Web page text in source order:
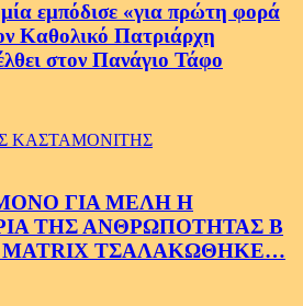
εμπόδισε «για πρώτη φορά
Καθολικό Πατριάρχη
στον Πανάγιο Τάφο
ΚΑΣΤΑΜΟΝΙΤΗΣ
ΓΙΑ ΜΕΛΗ Η
ΤΗΣ ΑΝΘΡΩΠΟΤΗΤΑΣ Β
ΤΣΑΛΑΚΩΘΗΚΕ…